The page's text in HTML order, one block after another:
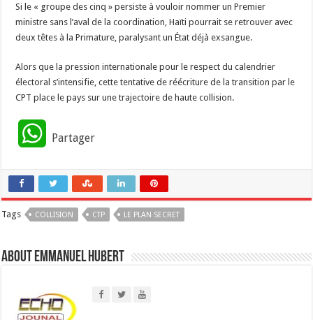
Si le « groupe des cinq » persiste à vouloir nommer un Premier
ministre sans l’aval de la coordination, Haïti pourrait se retrouver avec
deux têtes à la Primature, paralysant un État déjà exsangue.
​Alors que la pression internationale pour le respect du calendrier
électoral s’intensifie, cette tentative de réécriture de la transition par le
CPT place le pays sur une trajectoire de haute collision.
W
a
t
p
Partager
Tags COLLISION CTP LE PLAN SECRET
About Emmanuel Hubert